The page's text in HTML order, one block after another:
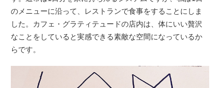
のメニューに沿って、レストランで食事をすることにしま
した。カフェ・グラティテュードの店内は、体にいい贅沢
なことをしていると実感できる素敵な空間になっているか
らです。